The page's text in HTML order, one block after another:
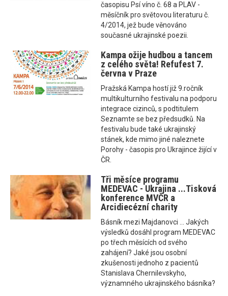
časopisu Psí víno č. 68 a PLAV -
měsíčník pro světovou literaturu č.
4/2014, jež bude věnováno
současné ukrajinské poezii.
Kampa ožije hudbou a tancem
z celého světa! Refufest 7.
června v Praze
Pražská Kampa hostí již 9.ročník
multikulturního festivalu na podporu
integrace cizinců, s podtitulem
Seznamte se bez předsudků. Na
festivalu bude také ukrajinský
stánek, kde mimo jiné naleznete
Porohy - časopis pro Ukrajince žijící v
ČR.
Tři měsíce programu
MEDEVAC - Ukrajina ...Tisková
konference MVČR a
Arcidiecézní charity
Básník mezi Majdanovci ... Jakých
výsledků dosáhl program MEDEVAC
po třech měsících od svého
zahájení? Jaké jsou osobní
zkušenosti jednoho z pacientů
Stanislava Chernilevskyho,
významného ukrajinského básníka?